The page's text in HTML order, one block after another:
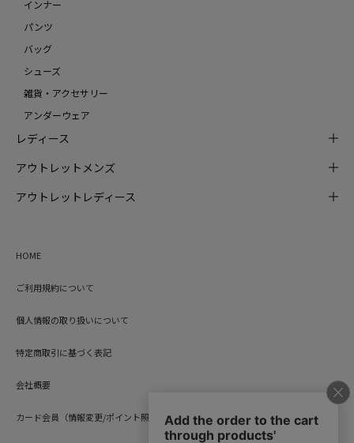
インナー
パンツ
バッグ
シューズ
雑貨・アクセサリー
アンダーウェア
レディース
アウトレットメンズ
アウトレットレディース
HOME
ご利用規約について
個人情報の取り扱いについて
特定商取引に基づく表記
会社概要
カード会員（情報変更/ポイント照会）